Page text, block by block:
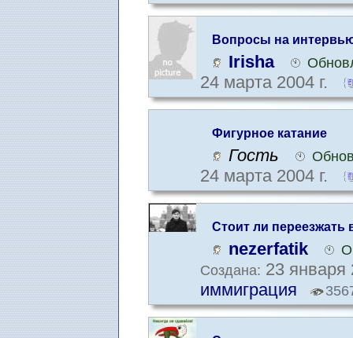
Вопросы на
интервью
Irisha
24 марта 2004 г.
Фигурное катание
Гость
24 марта 2004 г.
Стоит ли
трудоустроиться
nezerfatik
Создана: 23 января
иммиграция